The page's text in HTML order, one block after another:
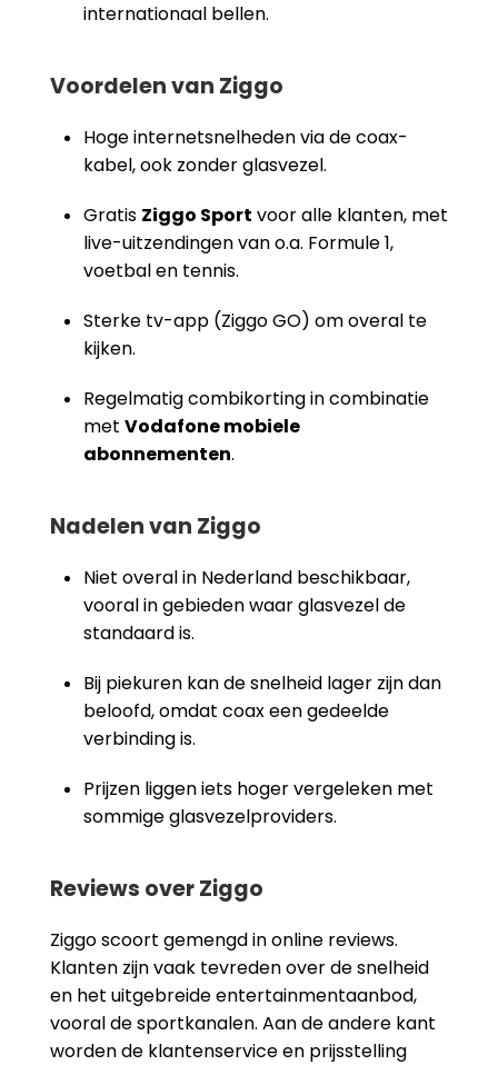
internationaal bellen.
Voordelen van Ziggo
Hoge internetsnelheden via de coax-
kabel, ook zonder glasvezel.
Gratis Ziggo Sport voor alle klanten, met
live-uitzendingen van o.a. Formule 1,
voetbal en tennis.
Sterke tv-app (Ziggo GO) om overal te
kijken.
Regelmatig combikorting in combinatie
met Vodafone mobiele
abonnementen.
Nadelen van Ziggo
Niet overal in Nederland beschikbaar,
vooral in gebieden waar glasvezel de
standaard is.
Bij piekuren kan de snelheid lager zijn dan
beloofd, omdat coax een gedeelde
verbinding is.
Prijzen liggen iets hoger vergeleken met
sommige glasvezelproviders.
Reviews over Ziggo
Ziggo scoort gemengd in online reviews.
Klanten zijn vaak tevreden over de snelheid
en het uitgebreide entertainmentaanbod,
vooral de sportkanalen. Aan de andere kant
worden de klantenservice en prijsstelling